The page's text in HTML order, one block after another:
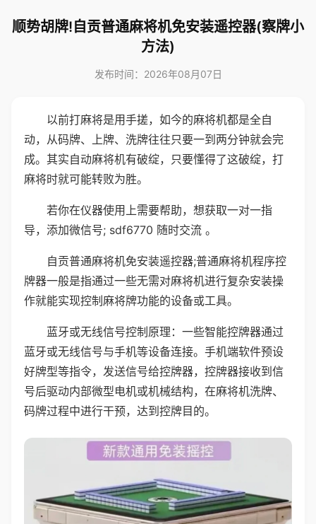
顺势胡牌!自贡普通麻将机免安装遥控器(察牌小
方法)
发布时间：2026年08月07日
以前打麻将是用手搓，如今的麻将机都是全自
动，从码牌、上牌、洗牌往往只要一到两分钟就会完
成。其实自动麻将机有破绽，只要懂得了这破绽，打
麻将时就可能转败为胜。
若你在仪器使用上需要帮助，想获取一对一指
导，添加微信号; sdf6770 随时交流 。
自贡普通麻将机免安装遥控器;普通麻将机程序控
牌器一般是指通过一些无需对麻将机进行复杂安装操
作就能实现控制麻将牌功能的设备或工具。
蓝牙或无线信号控制原理：一些智能控牌器通过
蓝牙或无线信号与手机等设备连接。手机端软件预设
好牌型等指令，发送信号给控牌器，控牌器接收到信
号后驱动内部微型电机或机械结构，在麻将机洗牌、
码牌过程中进行干预，达到控牌目的。